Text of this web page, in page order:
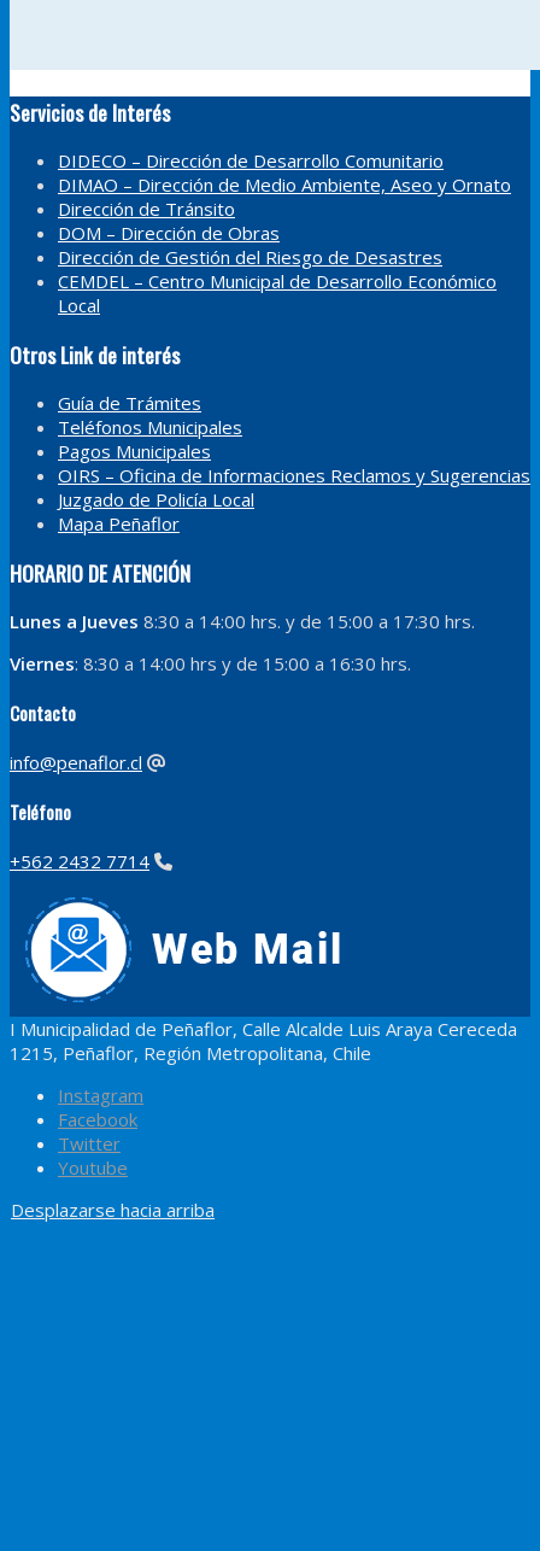
Servicios de Interés
DIDECO – Dirección de Desarrollo Comunitario
DIMAO – Dirección de Medio Ambiente, Aseo y Ornato
Dirección de Tránsito
DOM – Dirección de Obras
Dirección de Gestión del Riesgo de Desastres
CEMDEL – Centro Municipal de Desarrollo Económico
Local
Otros Link de interés
Guía de Trámites
Teléfonos Municipales
Pagos Municipales
OIRS – Oficina de Informaciones Reclamos y Sugerencias
Juzgado de Policía Local
Mapa Peñaflor
HORARIO DE ATENCIÓN
Lunes a Jueves 8:30 a 14:00 hrs. y de 15:00 a 17:30 hrs.
Viernes: 8:30 a 14:00 hrs y de 15:00 a 16:30 hrs.
Contacto
info@penaflor.cl
Teléfono
+562 2432 7714
I Municipalidad de Peñaflor, Calle Alcalde Luis Araya Cereceda
1215, Peñaflor, Región Metropolitana, Chile
Instagram
Facebook
Twitter
Youtube
Desplazarse hacia arriba